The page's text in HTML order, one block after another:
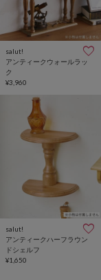
salut!
アンティークウォールラッ
ク
¥3,960
salut!
アンティークハーフラウン
ドシェルフ
¥1,650